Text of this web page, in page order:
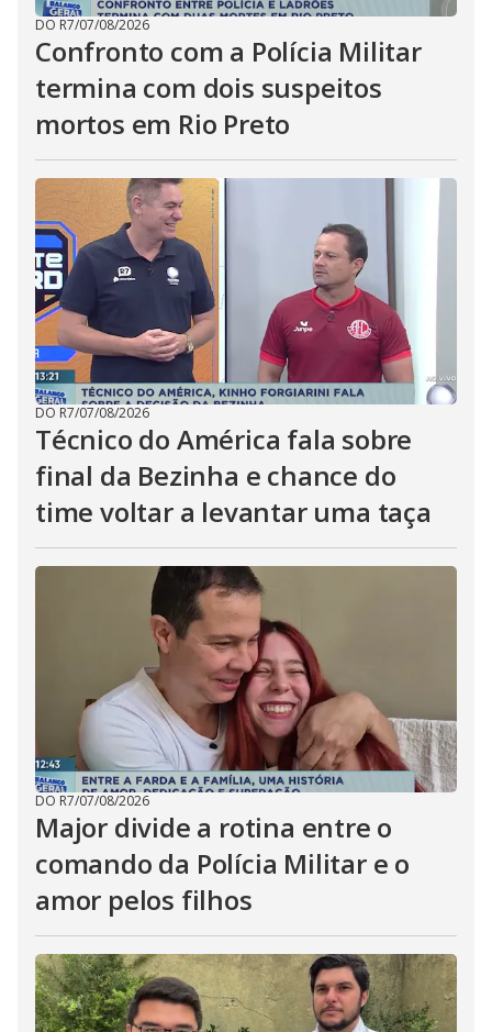
DO R7/07/08/2026
Confronto com a Polícia Militar
termina com dois suspeitos
mortos em Rio Preto
DO R7/07/08/2026
Técnico do América fala sobre
final da Bezinha e chance do
time voltar a levantar uma taça
DO R7/07/08/2026
Major divide a rotina entre o
comando da Polícia Militar e o
amor pelos filhos